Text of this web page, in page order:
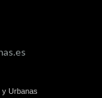
y Urbanas